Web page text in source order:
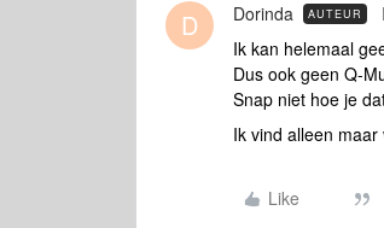
D Dorinda AUTEUR
Ik kan helemaal
Dus ook geen Q-
Snap niet hoe je
Ik vind alleen
Like